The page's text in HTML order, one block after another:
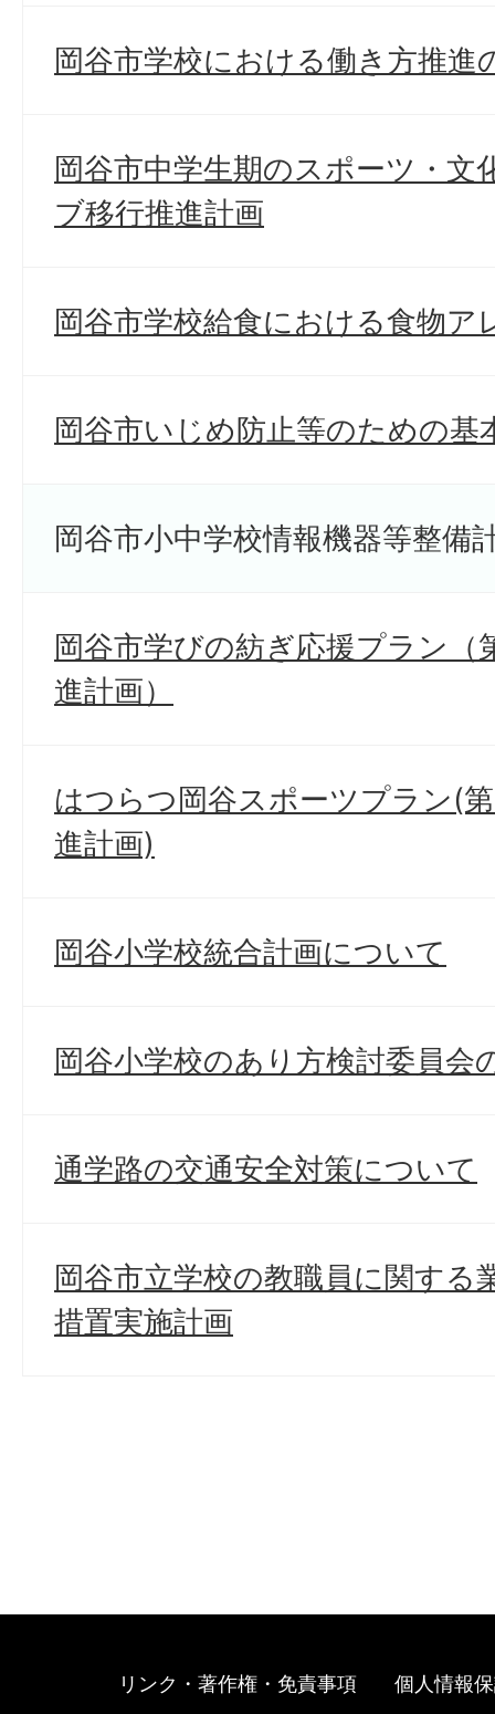
岡谷市学校における働き方推進
岡谷市中学生期のスポーツ・文
ブ移行推進計画
岡谷市学校給食における食物ア
岡谷市いじめ防止等のための基
岡谷市小中学校情報機器等整備
岡谷市学びの紡ぎ応援プラン（
進計画）
はつらつ岡谷スポーツプラン(
進計画)
岡谷小学校統合計画について
岡谷小学校のあり方検討委員会
通学路の交通安全対策について
岡谷市立学校の教職員に関する
措置実施計画
リンク・著作権・免責事項 個人情報